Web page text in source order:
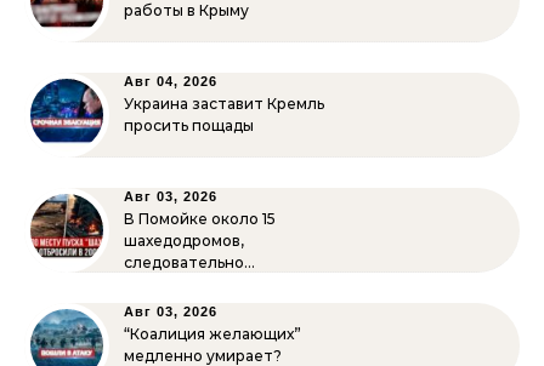
работы в Крыму
Авг 04, 2026
Украина заставит Кремль
просить пощады
Авг 03, 2026
В Помойке около 15
шахедодромов,
следовательно…
Авг 03, 2026
“Коалиция желающих”
медленно умирает?